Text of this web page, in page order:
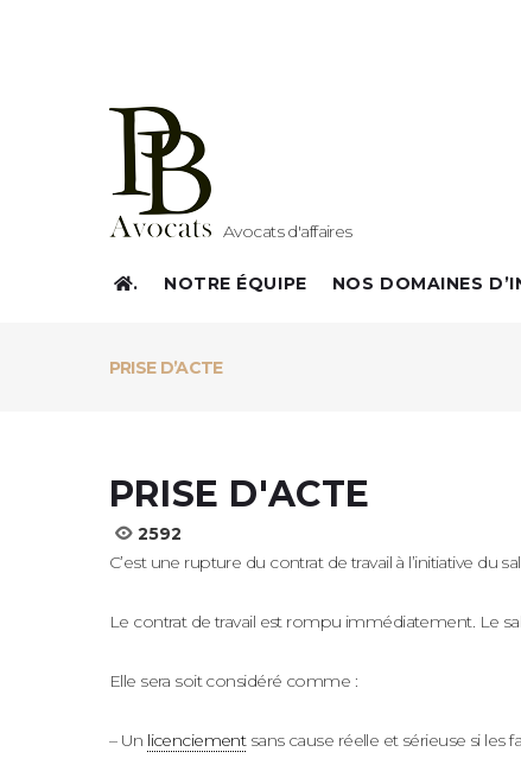
Avocats d'affaires
. NOTRE ÉQUIPE NOS DOMAINES
PRISE D’ACTE
PRISE D'ACTE
2592
C’est une rupture du contrat de travail à l’initiative
Le contrat de travail est rompu immédiatement. Le
Elle sera soit considéré comme :
– Un licenciementsans cause réelle et sérieuse si les